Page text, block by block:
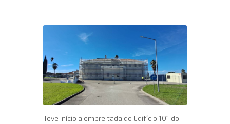
Teve início a empreitada do Edifício 101 do